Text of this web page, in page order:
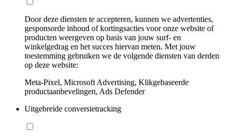
Door deze diensten te accepteren, kunnen we advertenties,
gesponsorde inhoud of kortingsacties voor onze website of
producten weergeven op basis van jouw surf- en
winkelgedrag en het succes hiervan meten. Met jouw
toestemming gebruiken we de volgende diensten van derden
op deze website:
Meta-Pixel, Microsoft Advertising, Klikgebaseerde
productaanbevelingen, Ads Defender
Uitgebreide conversietracking